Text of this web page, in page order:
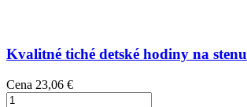
Kvalitné tiché detské hodiny na stenu
Cena 23,06 €